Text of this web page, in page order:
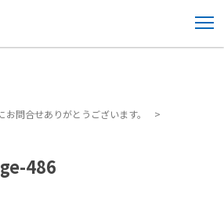
問合せありがとうございます。
お問合せありがとうございます。
>
486